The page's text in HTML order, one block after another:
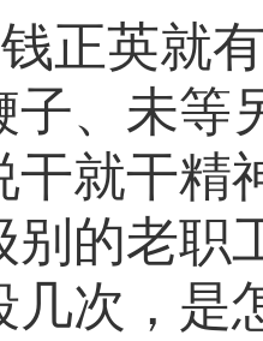
正英就
子、未等
干就干精
别的老职
几次，是